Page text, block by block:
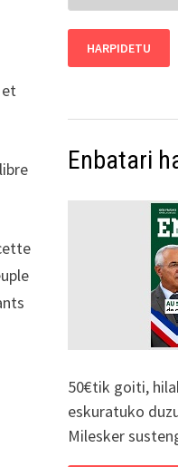
Enbatari
50€tik goiti,
eskuratuko
Milesker